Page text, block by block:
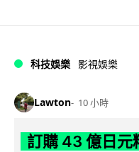
科技娛樂 影視娛樂
Lawton 10 小時
訂購 43 億日元